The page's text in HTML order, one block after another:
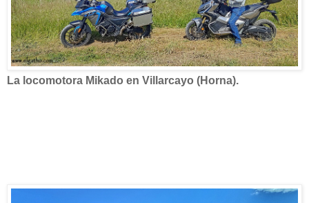
La locomotora Mikado en Villarcayo (Horna).